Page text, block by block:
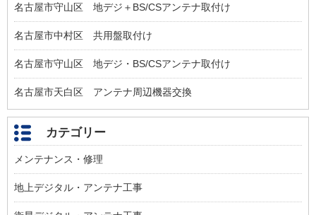
名古屋市守山区 地デジ＋BS/CSアンテナ取付け
名古屋市中村区 共用盤取付け
名古屋市守山区 地デジ・BS/CSアンテナ取付け
名古屋市天白区 アンテナ周辺機器交換
カテゴリー
メンテナンス・修理
地上デジタル・アンテナ工事